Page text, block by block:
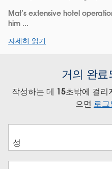
Mat’s extensive hotel
him ...
자세히 읽기
거의 완
작성하는 데 15초밖에 걸
으면 로그